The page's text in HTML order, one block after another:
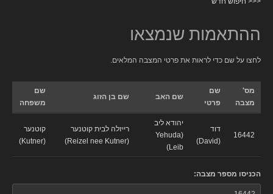
ההתאמות שנמצאו
לחצו על שם כדי לראות את פרטי המצבה המלאים.
מס'
מצבה
שם
פרטי
שם האב שם בן הזוג
שם
משפחה
16442
דוד
(David)
יהודא ליב
(Yehuda
Leib)
רייזלה לבית קוטנער
(Reizel nee Kutner)
קוטנער
(Kutner)
הכניסו מספר מצבה: